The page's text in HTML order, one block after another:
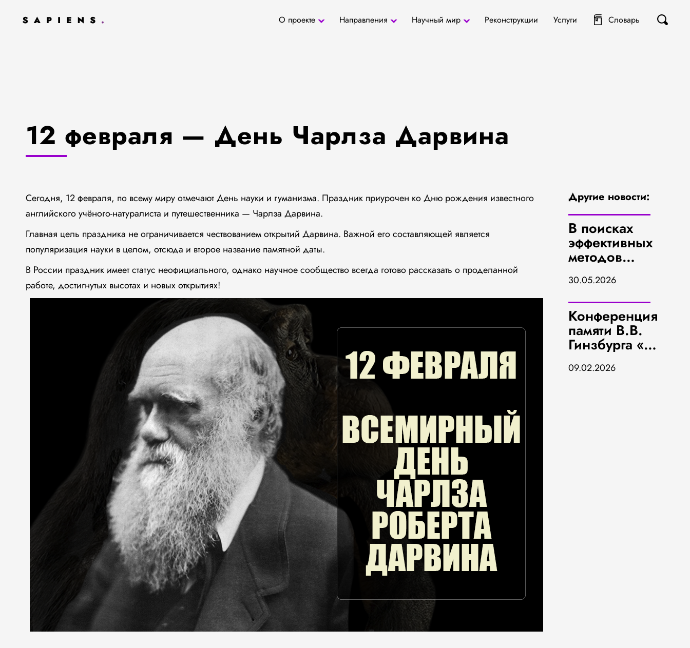
О проекте
Направления
Научный мир
Реконструкции Услуги Словарь
12 февраля — День Чарлза Дарвина
Сегодня, 12 февраля, по всему миру отмечают День науки и гуманизма. Праздник приурочен ко Дню рождения известного
английского учёного-натуралиста и путешественника — Чарлза Дарвина.
Главная цель праздника не ограничивается чествованием открытий Дарвина. Важной его составляющей является
популяризация науки в целом, отсюда и второе название памятной даты.
В России праздник имеет статус неофициального, однако научное сообщество всегда готово рассказать о проделанной
работе, достигнутых высотах и новых открытиях!
Другие новости:
В поисках
эффективных
методов
оценки пола и
возраста по
черепу
30.05.2026
Конференция
памяти В.В.
Гинзбурга «На
пересечении
антропологии
09.02.2026